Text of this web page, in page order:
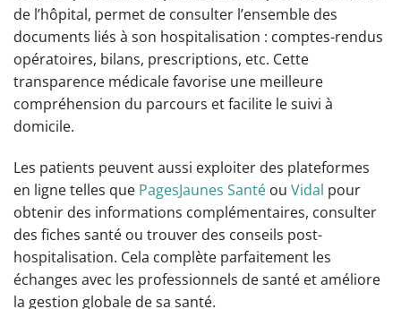
de l’hôpital, permet de consulter l’ensemble des
documents liés à son hospitalisation : comptes-rendus
opératoires, bilans, prescriptions, etc. Cette
transparence médicale favorise une meilleure
compréhension du parcours et facilite le suivi à
domicile.
Les patients peuvent aussi exploiter des plateformes
en ligne telles que PagesJaunes Santé ou Vidal pour
obtenir des informations complémentaires, consulter
des fiches santé ou trouver des conseils post-
hospitalisation. Cela complète parfaitement les
échanges avec les professionnels de santé et améliore
la gestion globale de sa santé.